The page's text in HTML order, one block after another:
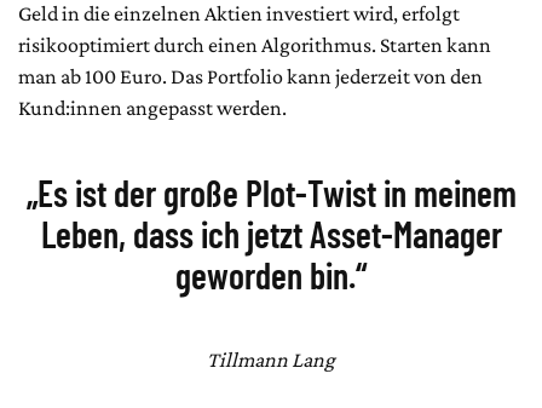
Geld in die einzelnen Aktien investiert wird, erfolgt
risikooptimiert durch einen Algorithmus. Starten kann
man ab 100 Euro. Das Portfolio kann jederzeit von den
Kund:innen angepasst werden.
„Es ist der große Plot-Twist in meinem
Leben, dass ich jetzt Asset-Manager
geworden bin.“
Tillmann Lang